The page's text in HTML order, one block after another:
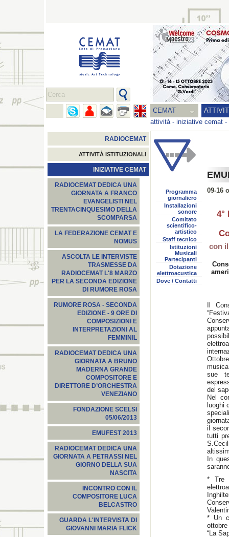
CEMAT
attività- iniziative cemat -
RADIOCEMAT
ATTIVITÀ ISTITUZIONALI
INIZIATIVE CEMAT
RADIOCEMAT DEDICA UNA
GIORNATA A FRANCO
EVANGELISTI NEL
TRENTACINQUESIMO DELLA
SCOMPARSA
LA FEDERAZIONE CEMAT E
NOMUS
ASCOLTA LE INTERVISTE
TRASMESSE DA
RADIOCEMAT L'8 MARZO
PER LA SECONDA EDIZIONE
DI RUMORE ROSA
RUMORE ROSA - SECONDA
EDIZIONE - 9 ORE DI
COMPOSIZIONI E
INTERPRETAZIONI AL
FEMMINIL
RADIOCEMAT DEDICA UNA
GIORNATA A BRUNO
MADERNA GRANDE
COMPOSITORE E
DIRETTORE D’ORCHESTRA
VENEZIANO
FONDAZIONE SCELSI
05/06/2013
EMUFEST 2013
RADIOCEMAT DEDICA UNA
GIORNATA A PETRASSI NEL
GIORNO DELLA SUA
NASCITA
INCONTRO CON IL
COMPOSITORE LUCA
BELCASTRO
GUARDA L'INTERVISTA DI
GIOVANNI MARIA FLICK
Programma
giornaliero
Installazioni
sonore
Comitato
scientifico-
artistico
Staff tecnico
Istituzioni
Musicali
Partecipanti
Dotazione
elettroacustica
Dove / Contatti
09-16
4°
con
Il
sue
del
Nel
luoghi
il
tutti
In
* Tre
* Un
“La